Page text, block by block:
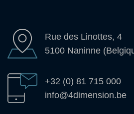
Rue des Linottes, 4
5100 Naninne
+32 (0) 81 715 000
info@4dimension.be